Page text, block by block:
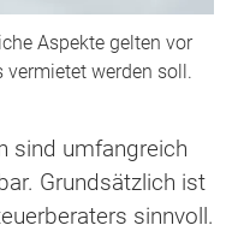
Aspekte gelten vor
werden soll.
sind umfangreich
Grundsätzlich ist
sinnvoll.